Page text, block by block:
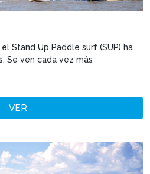
Stand Up Paddle surf (SUP) ha
Se ven cada vez más
VER